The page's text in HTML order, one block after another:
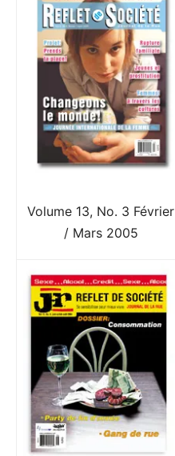
Volume 13, No. 3 Février
/ Mars 2005